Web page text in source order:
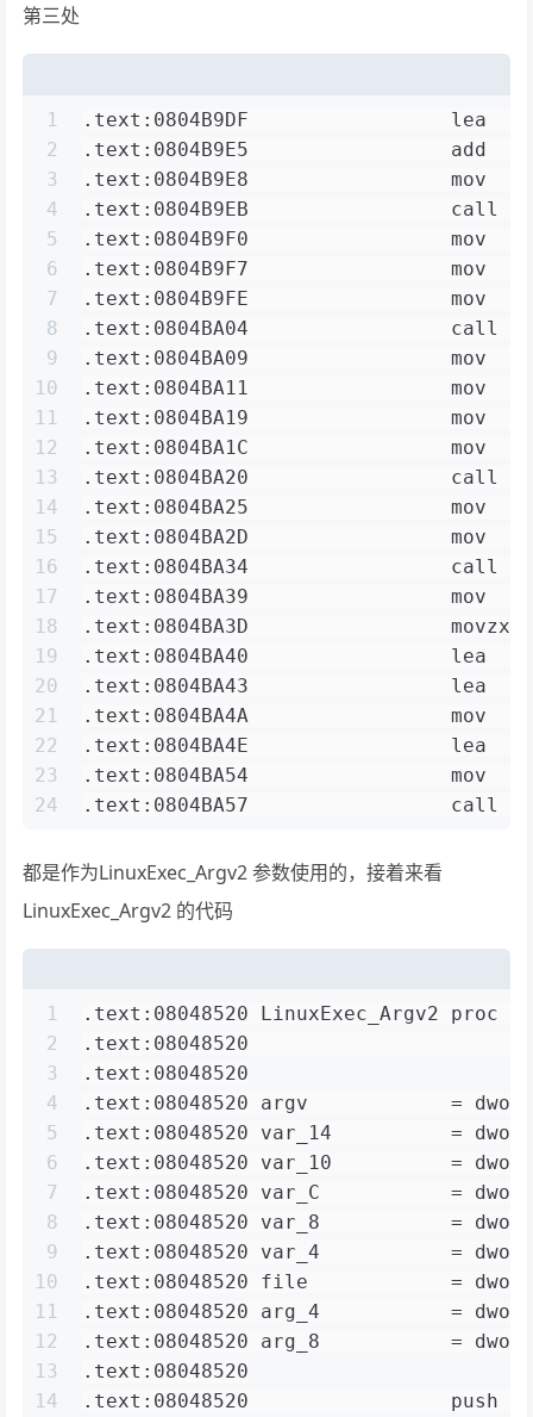
第三处
1
2
3
4
5
6
7
8
9
10
11
12
13
14
15
16
17
18
19
20
21
22
23
24
.text:0804B9DF                 lea
.text:0804B9E5                 add
.text:0804B9E8                 mov
.text:0804B9EB                 call
.text:0804B9F0                 mov
.text:0804B9F7                 mov
.text:0804B9FE                 mov
.text:0804BA04                 call
.text:0804BA09                 mov
.text:0804BA11                 mov
.text:0804BA19                 mov
.text:0804BA1C                 mov
.text:0804BA20                 call
.text:0804BA25                 mov
.text:0804BA2D                 mov
.text:0804BA34                 call
.text:0804BA39                 mov
.text:0804BA3D                 movzx
.text:0804BA40                 lea
.text:0804BA43                 lea
.text:0804BA4A                 mov
.text:0804BA4E                 lea
.text:0804BA54                 mov
.text:0804BA57                 call
都是作为LinuxExec_Argv2 参数使用的，接着来看
LinuxExec_Argv2 的代码
1
2
3
4
5
6
7
8
9
10
11
12
13
14
.text:08048520 LinuxExec_Argv2
.text:08048520
.text:08048520
.text:08048520 argv            =
.text:08048520 var_14          =
.text:08048520 var_10          =
.text:08048520 var_C           =
.text:08048520 var_8           =
.text:08048520 var_4           =
.text:08048520 file            =
.text:08048520 arg_4           =
.text:08048520 arg_8           =
.text:08048520
.text:08048520                 push